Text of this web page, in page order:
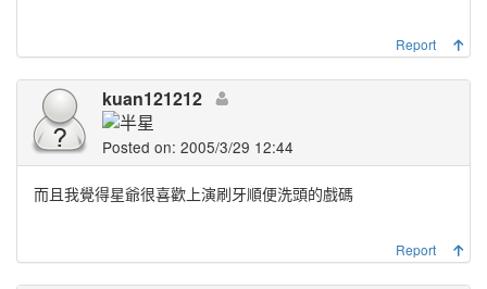
Report
kuan121212
Posted on: 2005/3/29 12:44
而且我覺得星爺很喜歡上演刷牙順便洗頭的戲碼
Report